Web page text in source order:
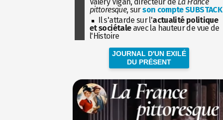
pittoresque, surson compte SUBSTACK
Il s'attarde sur l'actualité politique
et sociétaleavec la hauteur de vue de
l'Histoire
JOURNAL D'UN EXILÉ
DU PRÉSENT